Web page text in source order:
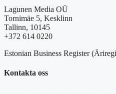
Lagunen Media OÜ
Tornimäe 5, Kesklinn
Tallinn, 10145
+372 614 0220
Estonian Business Register
Kontakta oss